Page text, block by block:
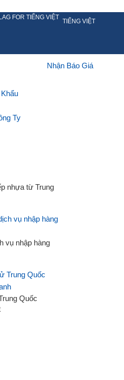
TIẾNG VIỆT
Nhận Báo Giá
Ty
nhựa từ Trung
vụ nhập hàng
Quốc